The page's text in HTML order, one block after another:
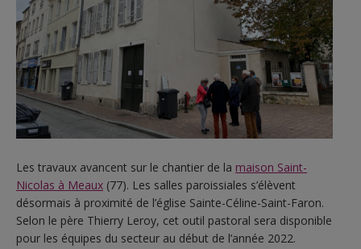
Les travaux avancent sur le chantier de la maison Saint-
Nicolas à Meaux (77). Les salles paroissiales s’élèvent
désormais à proximité de l’église Sainte-Céline-Saint-Faron.
Selon le père Thierry Leroy, cet outil pastoral sera disponible
pour les équipes du secteur au début de l’année 2022.